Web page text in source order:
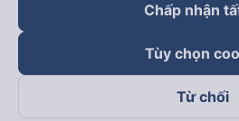
Chấp nhận
Tùy chọn
Từ chối